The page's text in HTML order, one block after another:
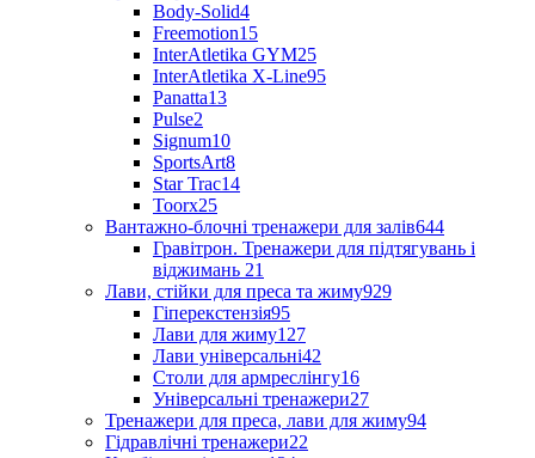
Body-Solid4
Freemotion15
InterAtletika GYM25
InterAtletika X-Line95
Panatta13
Pulse2
Signum10
SportsArt8
Star Trac14
Toorx25
Вантажно-блочні тренажери для залів644
Гравітрон. Тренажери для підтягувань і
віджимань 21
Лави, стійки для преса та жиму929
Гіперекстензія95
Лави для жиму127
Лави універсальні42
Столи для армреслінгу16
Універсальні тренажери27
Тренажери для преса, лави для жиму94
Гідравлічні тренажери22